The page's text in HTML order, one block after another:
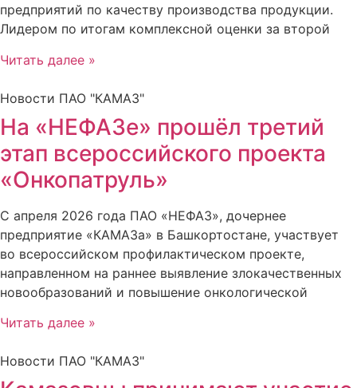
предприятий по качеству производства продукции.
Лидером по итогам комплексной оценки за второй
Читать далее »
Новости ПАО "КАМАЗ"
На «НЕФАЗе» прошёл третий
этап всероссийского проекта
«Онкопатруль»
С апреля 2026 года ПАО «НЕФАЗ», дочернее
предприятие «КАМАЗа» в Башкортостане, участвует
во всероссийском профилактическом проекте,
направленном на раннее выявление злокачественных
новообразований и повышение онкологической
Читать далее »
Новости ПАО "КАМАЗ"